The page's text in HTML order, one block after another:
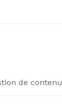
de contenu